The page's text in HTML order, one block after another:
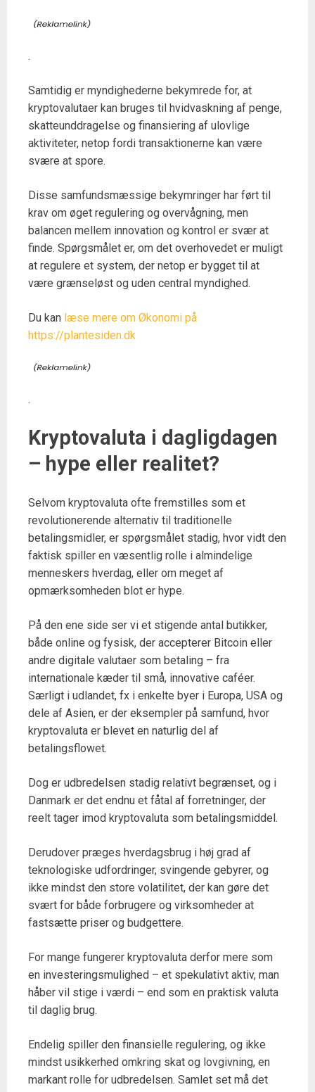
.
Samtidig er myndighederne bekymrede for, at
kryptovalutaer kan bruges til hvidvaskning af penge,
skatteunddragelse og finansiering af ulovlige
aktiviteter, netop fordi transaktionerne kan være
svære at spore.
Disse samfundsmæssige bekymringer har ført til
krav om øget regulering og overvågning, men
balancen mellem innovation og kontrol er svær at
finde. Spørgsmålet er, om det overhovedet er muligt
at regulere et system, der netop er bygget til at
være grænseløst og uden central myndighed.
Du kan læse mere om Økonomi på
https://plantesiden.dk
.
Kryptovaluta i dagligdagen
– hype eller realitet?
Selvom kryptovaluta ofte fremstilles som et
revolutionerende alternativ til traditionelle
betalingsmidler, er spørgsmålet stadig, hvor vidt den
faktisk spiller en væsentlig rolle i almindelige
menneskers hverdag, eller om meget af
opmærksomheden blot er hype.
På den ene side ser vi et stigende antal butikker,
både online og fysisk, der accepterer Bitcoin eller
andre digitale valutaer som betaling – fra
internationale kæder til små, innovative caféer.
Særligt i udlandet, fx i enkelte byer i Europa, USA og
dele af Asien, er der eksempler på samfund, hvor
kryptovaluta er blevet en naturlig del af
betalingsflowet.
Dog er udbredelsen stadig relativt begrænset, og i
Danmark er det endnu et fåtal af forretninger, der
reelt tager imod kryptovaluta som betalingsmiddel.
Derudover præges hverdagsbrug i høj grad af
teknologiske udfordringer, svingende gebyrer, og
ikke mindst den store volatilitet, der kan gøre det
svært for både forbrugere og virksomheder at
fastsætte priser og budgettere.
For mange fungerer kryptovaluta derfor mere som
en investeringsmulighed – et spekulativt aktiv, man
håber vil stige i værdi – end som en praktisk valuta
til daglig brug.
Endelig spiller den finansielle regulering, og ikke
mindst usikkerhed omkring skat og lovgivning, en
markant rolle for udbredelsen. Samlet set må det